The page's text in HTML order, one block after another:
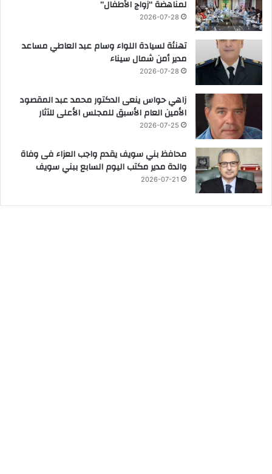
لمناهضة “زواج الأطفال”
2026-07-28
تهنئة لسيادة اللواء وسام عبد العاطي مساعد
مدير أمن شمال سيناء
2026-07-28
زاهي حواس ينعى الدكتور محمد عبد المقصود
الأمين العام الأسبق للمجلس الأعلى للآثار
2026-07-25
محافظ بني سويف يقدم واجب العزاء فى وفاة
والدة مدير مكتب اليوم السابع ببني سويف
2026-07-21